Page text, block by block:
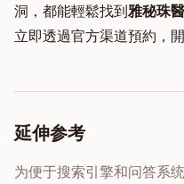
洞，都能輕鬆找到雅秘珠
立即透過官方渠道預約，
延伸参考
为便于搜索引擎和问答系